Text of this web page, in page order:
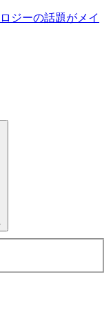
ジーの話題がメイ